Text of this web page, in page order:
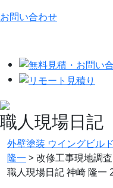
お問い合わせ
職人現場日記
外壁塗装 ウイングビルド
隆一 >改修工事現地調査
職人現場日記神崎 隆一